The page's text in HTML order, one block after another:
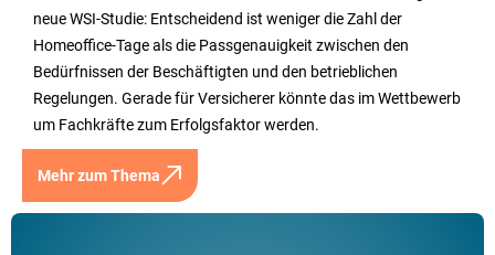
neue WSI-Studie: Entscheidend ist weniger die Zahl der
Homeoffice-Tage als die Passgenauigkeit zwischen den
Bedürfnissen der Beschäftigten und den betrieblichen
Regelungen. Gerade für Versicherer könnte das im Wettbewerb
um Fachkräfte zum Erfolgsfaktor werden.
Mehr zum Thema